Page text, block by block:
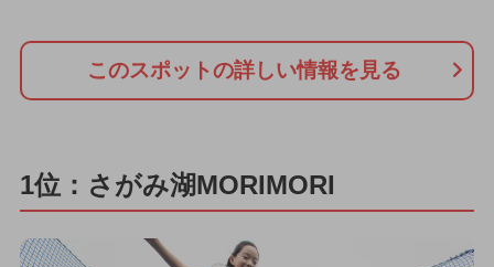
このスポットの詳しい情報を見る
1位：さがみ湖MORIMORI